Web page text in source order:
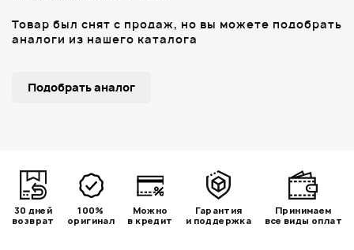
Товар был снят с продаж, но вы можете подобрать
аналоги из нашего каталога
Подобрать аналог
30 дней
возврат
100%
оригинал
Можно
в кредит
Гарантия
и поддержка
Принимаем
все виды оплат